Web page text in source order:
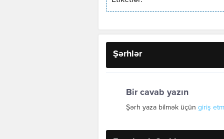
Şərhlər
Bir cavab yazın
Şərh yaza bilmək üçün giriş